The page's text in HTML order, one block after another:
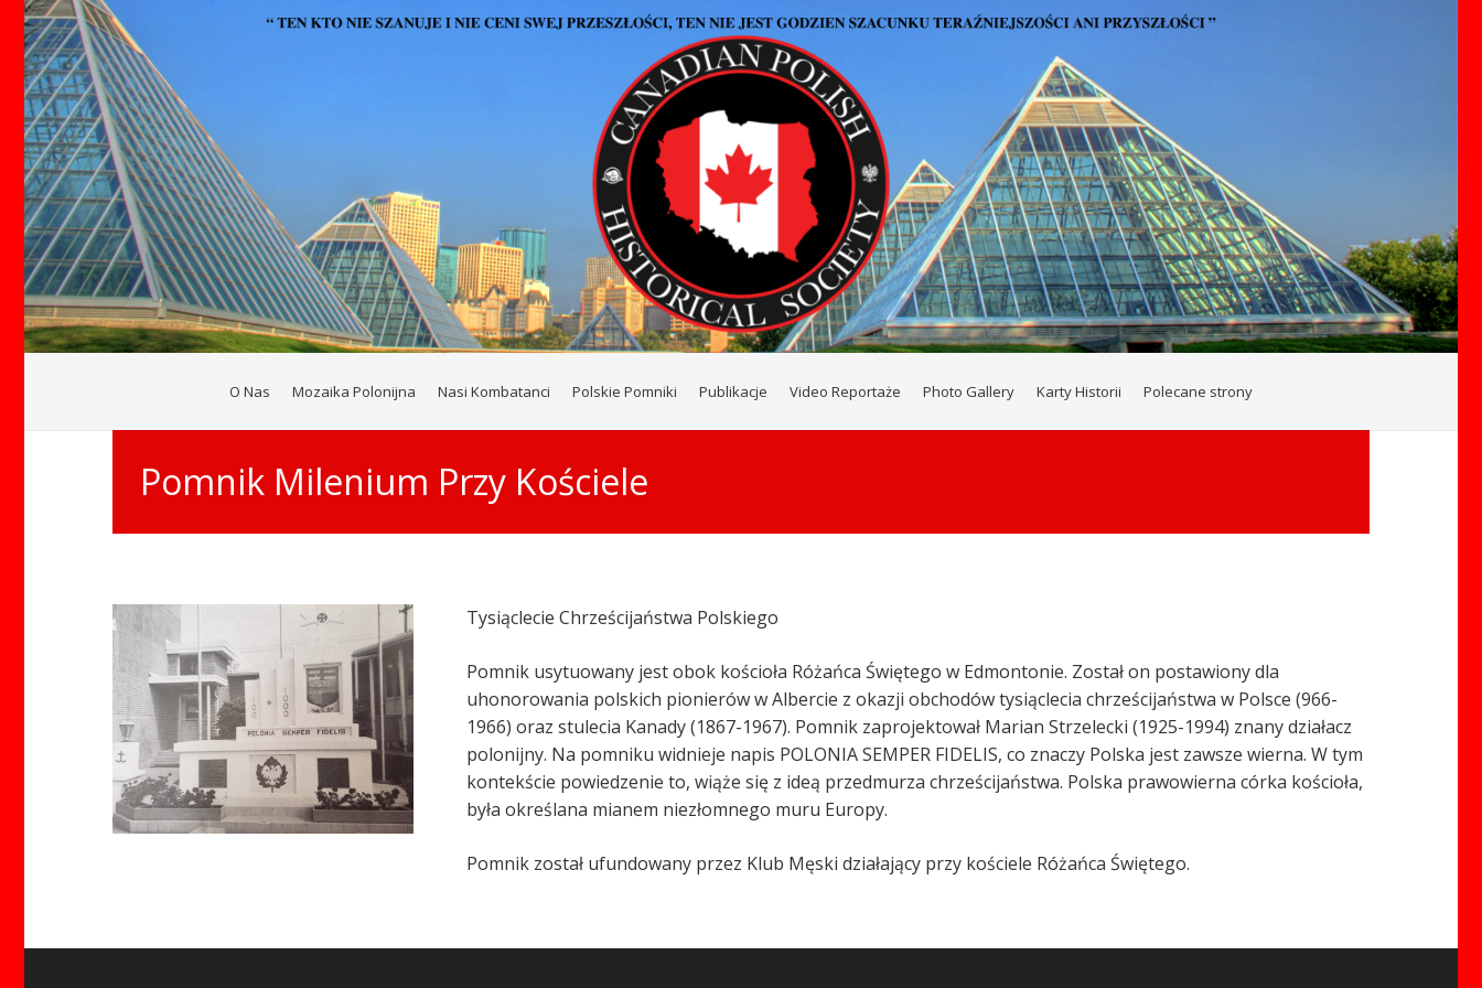
O Nas Mozaika Polonijna Nasi Kombatanci Polskie Pomniki Publikacje Video Reportaże Photo Gallery Karty Historii Polecane strony
Pomnik Milenium Przy Kościele
Tysiąclecie Chrześcijaństwa Polskiego
Pomnik usytuowany jest obok kościoła Różańca Świętego w Edmontonie. Został on postawiony dla
uhonorowania polskich pionierów w Albercie z okazji obchodów tysiąclecia chrześcijaństwa w Polsce (966-
1966) oraz stulecia Kanady (1867-1967). Pomnik zaprojektował Marian Strzelecki (1925-1994) znany działacz
polonijny. Na pomniku widnieje napis POLONIA SEMPER FIDELIS, co znaczy Polska jest zawsze wierna. W tym
kontekście powiedzenie to, wiąże się z ideą przedmurza chrześcijaństwa. Polska prawowierna córka kościoła,
była określana mianem niezłomnego muru Europy.
Pomnik został ufundowany przez Klub Męski działający przy kościele Różańca Świętego.